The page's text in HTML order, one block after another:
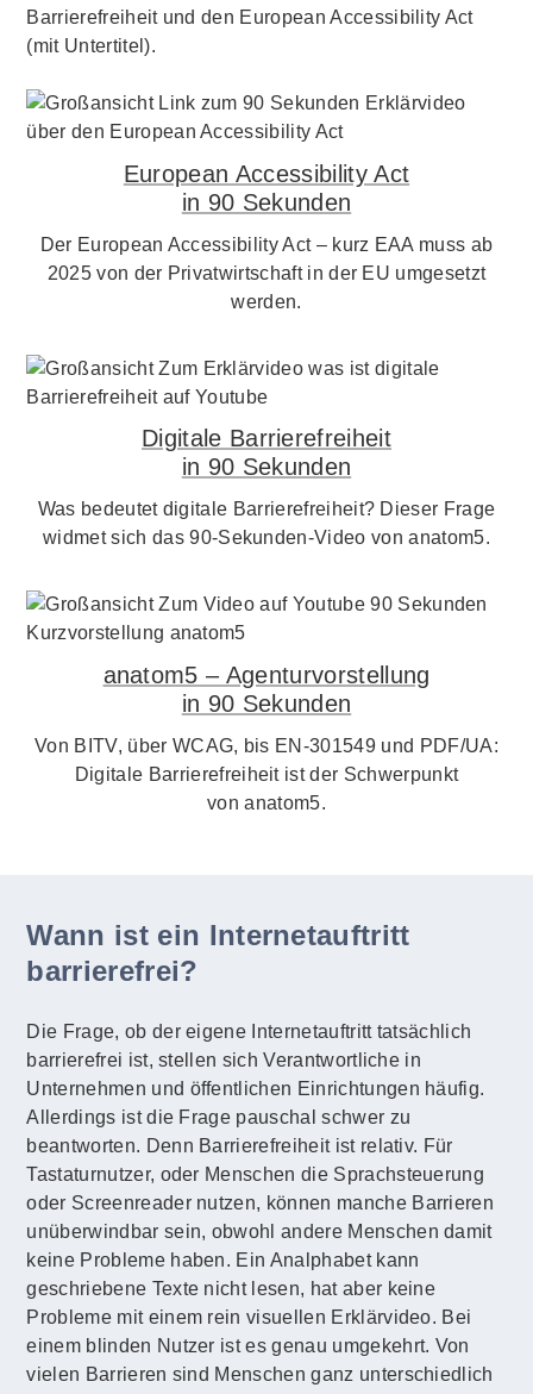
Barrierefreiheit und den European Accessibility Act
(mit Untertitel).
European Accessibility Act
in 90 Sekunden
Der European Accessibility Act – kurz EAA muss ab
2025 von der Privatwirtschaft in der EU umgesetzt
werden.
Digitale Barrierefreiheit
in 90 Sekunden
Was bedeutet digitale Barrierefreiheit? Dieser Frage
widmet sich das 90-Sekunden-Video von anatom5.
anatom5 – Agenturvorstellung
in 90 Sekunden
Von BITV, über WCAG, bis EN-301549 und PDF/UA:
Digitale Barrierefreiheit ist der Schwerpunkt
von anatom5.
Wann ist ein Internetauftritt
barrierefrei?
Die Frage, ob der eigene Internetauftritt tatsächlich
barrierefrei ist, stellen sich Verantwortliche in
Unternehmen und öffentlichen Einrichtungen häufig.
Allerdings ist die Frage pauschal schwer zu
beantworten. Denn Barrierefreiheit ist relativ. Für
Tastaturnutzer, oder Menschen die Sprachsteuerung
oder Screenreader nutzen, können manche Barrieren
unüberwindbar sein, obwohl andere Menschen damit
keine Probleme haben. Ein Analphabet kann
geschriebene Texte nicht lesen, hat aber keine
Probleme mit einem rein visuellen Erklärvideo. Bei
einem blinden Nutzer ist es genau umgekehrt. Von
vielen Barrieren sind Menschen ganz unterschiedlich